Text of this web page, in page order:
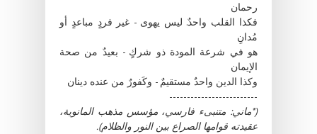
رحمان
فكذا القلب واحدٌ. ليس يهوى - غير فردٍ مباعدٍ أو
مُدانِ
هو في شرعة المودة ذو شركٍ - بعيدٌ من صحة
الإيمان
وكذا الدين واحدٌ مستقيمٌ - وكَفورٌ من عنده دينان
-------------------------
(*ماني: متنبىء فارسي، مؤسس مذهب المانوية،
عقيدته قوامها الصراع بين النور والظلام).